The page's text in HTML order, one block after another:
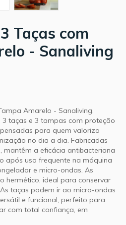
Taças com
- Sanaliving
Amarelo - Sanaliving.
3 taças e 3 tampas com proteção
para quem valoriza
no dia a dia. Fabricadas
mantêm a eficácia antibacteriana
após uso frequente na máquina
e micro-ondas. As
hermético, ideal para conservar
taças podem ir ao micro-ondas
e funcional, perfeito para
com total confiança, em